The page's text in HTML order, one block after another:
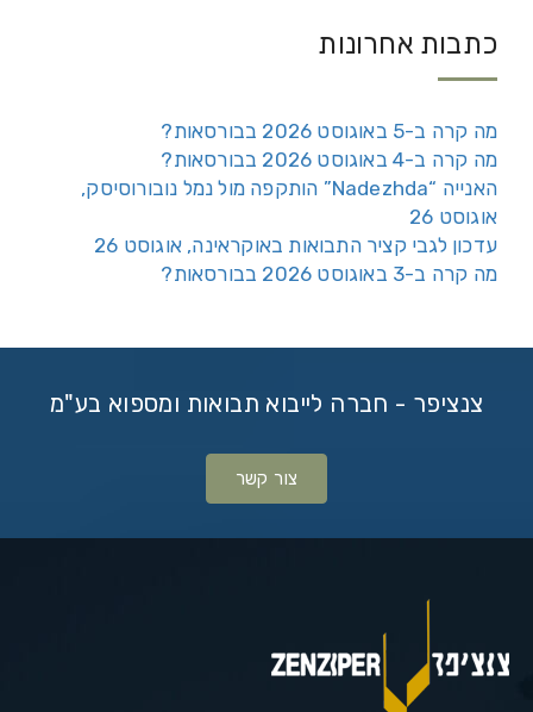
כתבות אחרונות
מה קרה ב-5 באוגוסט 2026 בבורסאות?
מה קרה ב-4 באוגוסט 2026 בבורסאות?
האנייה “Nadezhda” הותקפה מול נמל נובורוסיסק,
אוגוסט 26
עדכון לגבי קציר התבואות באוקראינה, אוגוסט 26
מה קרה ב-3 באוגוסט 2026 בבורסאות?
צנציפר - חברה לייבוא תבואות ומספוא בע"מ
צור קשר